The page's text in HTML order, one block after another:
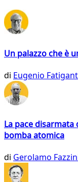
Un palazzo che è
di Eugenio
La pace disarmata
bomba atomica
di Gerolamo